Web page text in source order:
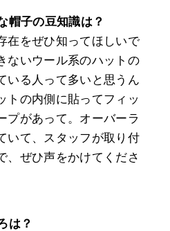
帽子の豆知識は？
在をぜひ知ってほしいで
ないウール系のハットの
いる人って多いと思うん
トの内側に貼ってフィッ
プがあって。オーバーラ
いて、スタッフが取り付
、ぜひ声をかけてくださ
は？